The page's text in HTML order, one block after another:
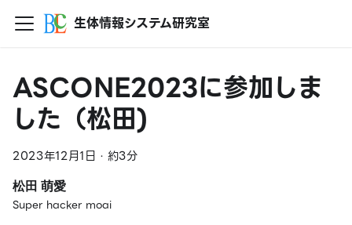
生体情報システム研究室
ASCONE2023に参加しま
した（松田)
2023年12月1日 · 約3分
松田 萌愛
Super hacker moai